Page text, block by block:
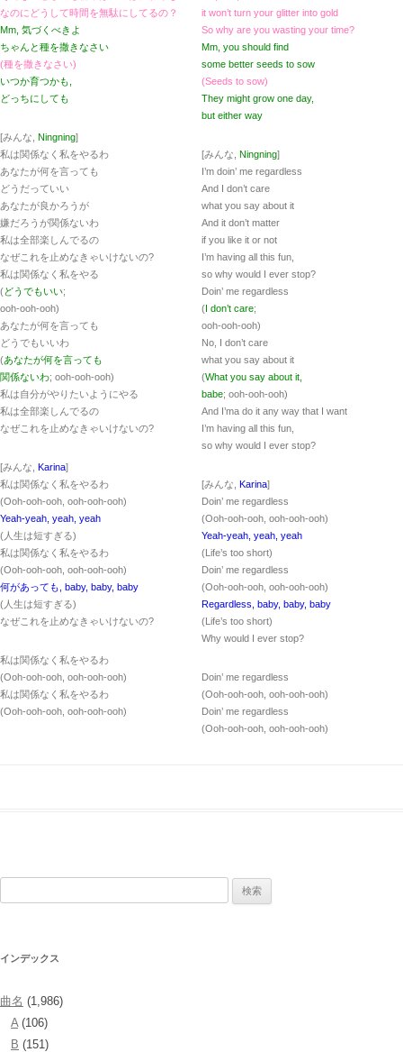
なのにどうして時間を無駄にしてるの？
Mm, 気づくべきよ
ちゃんと種を撒きなさい
(種を撒きなさい)
いつか育つかも,
どっちにしても
[みんな, Ningning]
私は関係なく私をやるわ
あなたが何を言っても
どうだっていい
あなたが良かろうが
嫌だろうが関係ないわ
私は全部楽しんでるの
なぜこれを止めなきゃいけないの?
私は関係なく私をやる
(どうでもいい;
ooh-ooh-ooh)
あなたが何を言っても
どうでもいいわ
(あなたが何を言っても
関係ないわ; ooh-ooh-ooh)
私は自分がやりたいようにやる
私は全部楽しんでるの
なぜこれを止めなきゃいけないの?
[みんな, Karina]
私は関係なく私をやるわ
(Ooh-ooh-ooh, ooh-ooh-ooh)
Yeah-yeah, yeah, yeah
(人生は短すぎる)
私は関係なく私をやるわ
(Ooh-ooh-ooh, ooh-ooh-ooh)
何があっても, baby, baby, baby
(人生は短すぎる)
なぜこれを止めなきゃいけないの?
私は関係なく私をやるわ
(Ooh-ooh-ooh, ooh-ooh-ooh)
私は関係なく私をやるわ
(Ooh-ooh-ooh, ooh-ooh-ooh)
it won’t turn your glitter into gold
So why are you wasting your time?
Mm, you should find
some better seeds to sow
(Seeds to sow)
They might grow one day,
but either way
[みんな, Ningning]
I’m doin’ me regardless
And I don’t care
what you say about it
And it don’t matter
if you like it or not
I’m having all this fun,
so why would I ever stop?
Doin’ me regardless
(I don’t care;
ooh-ooh-ooh)
No, I don’t care
what you say about it
(What you say about it,
babe; ooh-ooh-ooh)
And I’ma do it any way that I want
I’m having all this fun,
so why would I ever stop?
[みんな, Karina]
Doin’ me regardless
(Ooh-ooh-ooh, ooh-ooh-ooh)
Yeah-yeah, yeah, yeah
(Life’s too short)
Doin’ me regardless
(Ooh-ooh-ooh, ooh-ooh-ooh)
Regardless, baby, baby, baby
(Life’s too short)
Why would I ever stop?
Doin’ me regardless
(Ooh-ooh-ooh, ooh-ooh-ooh)
Doin’ me regardless
(Ooh-ooh-ooh, ooh-ooh-ooh)
インデックス
曲名 (1,986)
A (106)
B (151)